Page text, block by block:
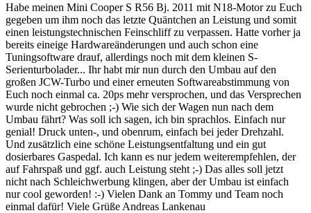
Habe meinen Mini Cooper S R56 Bj. 2011 mit N18-Motor zu Euch
gegeben um ihm noch das letzte Quäntchen an Leistung und somit
einen leistungstechnischen Feinschliff zu verpassen. Hatte vorher ja
bereits eineige Hardwareänderungen und auch schon eine
Tuningsoftware drauf, allerdings noch mit dem kleinen S-
Serienturbolader... Ihr habt mir nun durch den Umbau auf den
großen JCW-Turbo und einer erneuten Softwareabstimmung von
Euch noch einmal ca. 20ps mehr versprochen, und das Versprechen
wurde nicht gebrochen ;-) Wie sich der Wagen nun nach dem
Umbau fährt? Was soll ich sagen, ich bin sprachlos. Einfach nur
genial! Druck unten-, und obenrum, einfach bei jeder Drehzahl.
Und zusätzlich eine schöne Leistungsentfaltung und ein gut
dosierbares Gaspedal. Ich kann es nur jedem weiterempfehlen, der
auf Fahrspaß und ggf. auch Leistung steht ;-) Das alles soll jetzt
nicht nach Schleichwerbung klingen, aber der Umbau ist einfach
nur cool geworden! :-) Vielen Dank an Tommy und Team noch
einmal dafür! Viele Grüße Andreas Lankenau